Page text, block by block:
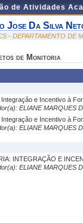
de Atividades
Jose Da Silva
- DEPARTAMENTO DE
de Monitoria
Integração e Incentivo à
ELIANE MARQUES
Integração e Incentivo à
ELIANE MARQUES
INTEGRAÇÃO E
ELIANE MARQUES